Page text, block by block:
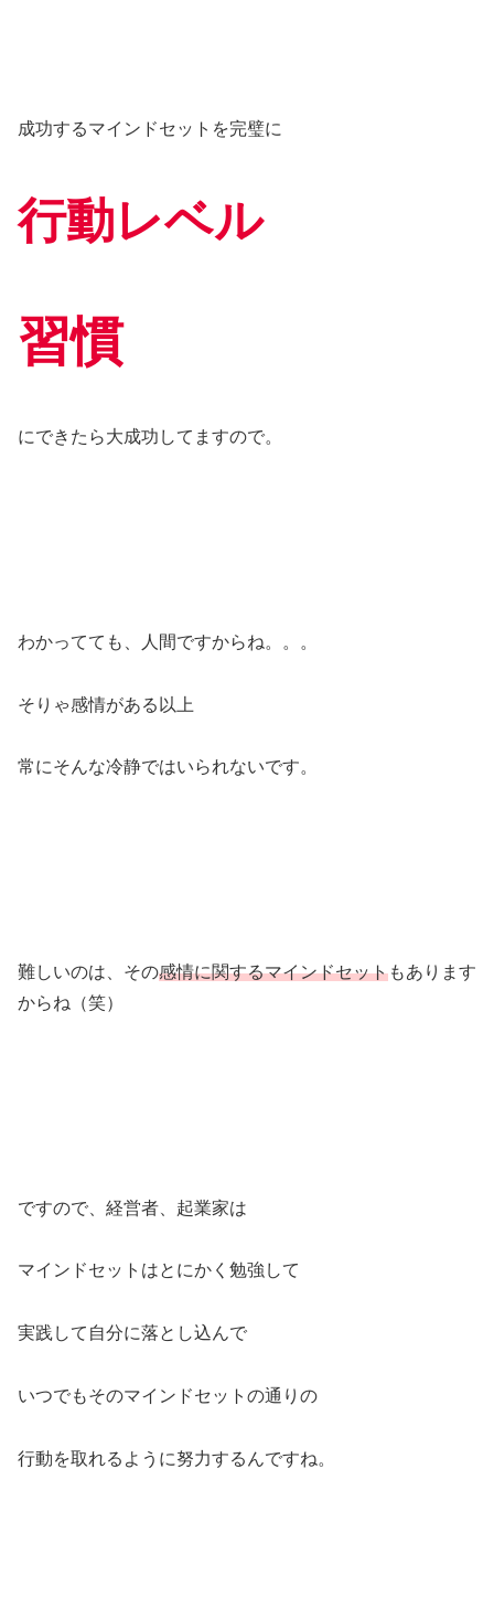
成功するマインドセットを完璧に
行動レベル
習慣
にできたら大成功してますので。
わかってても、人間ですからね。。。
そりゃ感情がある以上
常にそんな冷静ではいられないです。
難しいのは、その感情に関するマインドセットもあります
からね（笑）
ですので、経営者、起業家は
マインドセットはとにかく勉強して
実践して自分に落とし込んで
いつでもそのマインドセットの通りの
行動を取れるように努力するんですね。